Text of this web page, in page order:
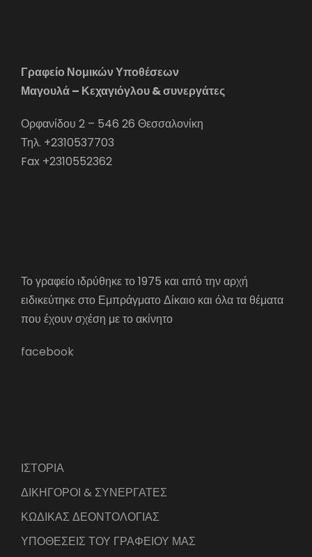
Γραφείο Νομικών Υποθέσεων
Μαγουλά – Κεχαγιόγλου & συνεργάτες
Ορφανίδου 2 – 546 26 Θεσσαλονίκη
Τηλ. +2310537703
Fax +2310552362
Το γραφείο ιδρύθηκε το 1975 και από την αρχή
ειδικεύτηκε στο Εμπράγματο Δίκαιο και όλα τα θέματα
που έχουν σχέση με το ακίνητο
facebook
ΙΣΤΟΡΙΑ
ΔΙΚΗΓΟΡΟΙ & ΣΥΝΕΡΓΑΤΕΣ
ΚΩΔΙΚΑΣ ΔΕΟΝΤΟΛΟΓΙΑΣ
ΥΠΟΘΕΣΕΙΣ ΤΟΥ ΓΡΑΦΕΙΟΥ ΜΑΣ